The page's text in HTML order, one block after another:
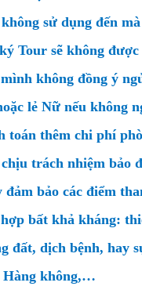
sử dụng đến
Tour sẽ không được
không đồng ý
lẻ Nữ nếu không
toán thêm chi phí
trách nhiệm bảo
đảm bảo các điểm
bất khả kháng:
đất, dịch bệnh, hay
Hàng không,…